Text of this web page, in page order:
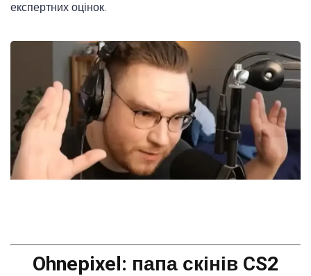
експертних оцінок.
Ohnepixel: папа скінів CS2